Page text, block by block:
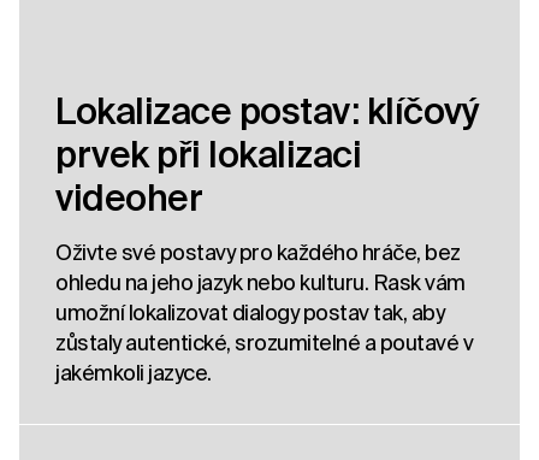
Lokalizace postav: klíčový
prvek při lokalizaci
videoher
Oživte své postavy pro každého hráče, bez
ohledu na jeho jazyk nebo kulturu. Rask vám
umožní lokalizovat dialogy postav tak, aby
zůstaly autentické, srozumitelné a poutavé v
jakémkoli jazyce.